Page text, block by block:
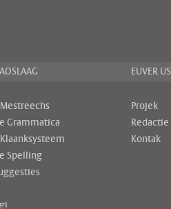
Grammatica
Spelling
EUVER US
Projek
Redactie
Kontak